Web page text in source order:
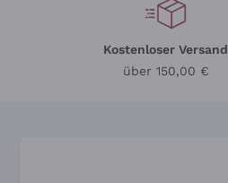
Kostenloser Versand
über 150,00 €